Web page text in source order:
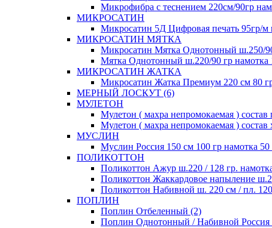
Микрофибра с теснением 220см/90гр
МИКРОСАТИН
Микросатин 5Д Цифровая печать 95гр/м
МИКРОСАТИН МЯТКА
Микросатин Мятка Однотонный ш.250/
Мятка Однотонный ш.220/90 гр намотка
МИКРОСАТИН ЖАТКА
Микросатин Жатка Премиум 220 см 80
МЕРНЫЙ ЛОСКУТ (6)
МУЛЕТОН
Мулетон ( махра непромокаемая ) состав
Мулетон ( махра непромокаемая ) состав
МУСЛИН
Муслин Россия 150 см 100 гр намотка
ПОЛИКОТТОН
Поликоттон Ажур ш.220 / 128 гр.
Поликоттон Жаккардовое напыление
Поликоттон Набивной ш. 220 см / пл.
ПОПЛИН
Поплин Отбеленный (2)
Поплин Однотонный / Набивной Россия